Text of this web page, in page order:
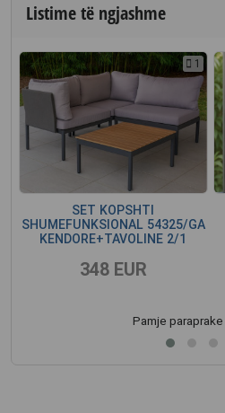
Listime të ngjashme
1
SET KOPSHTI
SHUMEFUNKSIONAL 54325/GA
KENDORE+TAVOLINE 2/1
348 EUR
Pamje paraprake